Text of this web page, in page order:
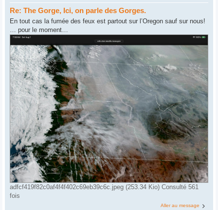
Re: The Gorge, Ici, on parle des Gorges.
En tout cas la fumée des feux est partout sur l’Oregon sauf sur nous!
… pour le moment…
adfcf419f82c0af4f4f402c69eb39c6c.jpeg (253.34 Kio) Consulté 561
fois
Aller au message